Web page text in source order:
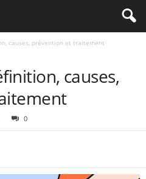
causes, prévention et traitement
causes,
0